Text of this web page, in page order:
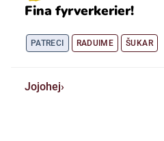
Fina fyrverkerier!
PATRECI RADUIME ŠUKAR
Jojohej